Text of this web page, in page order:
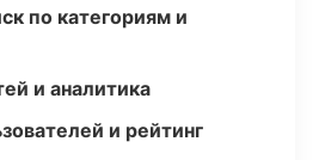
по категориям и
и аналитика
и рейтинг